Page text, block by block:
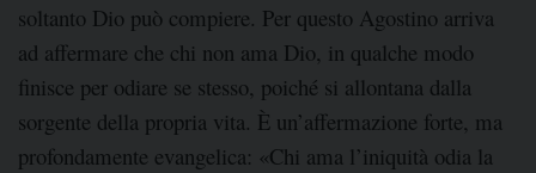
soltanto Dio può compiere. Per questo Agostino arriva
ad affermare che chi non ama Dio, in qualche modo
finisce per odiare se stesso, poiché si allontana dalla
sorgente della propria vita. È un’affermazione forte, ma
profondamente evangelica: «Chi ama l’iniquità odia la